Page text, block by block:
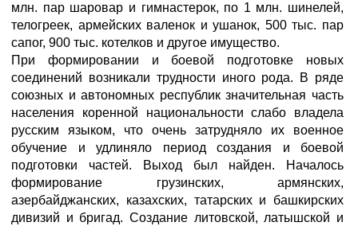
млн. пар шаровар и гимнастерок, по 1 млн. шинелей,
телогреек, армейских валенок и ушанок, 500 тыс. пар
сапог, 900 тыс. котелков и другое имущество.
При формировании и боевой подготовке новых
соединений возникали трудности иного рода. В ряде
союзных и автономных республик значительная часть
населения коренной национальности слабо владела
русским языком, что очень затрудняло их военное
обучение и удлиняло период создания и боевой
подготовки частей. Выход был найден. Началось
формирование грузинских, армянских,
азербайджанских, казахских, татарских и башкирских
дивизий и бригад. Создание литовской, латышской и